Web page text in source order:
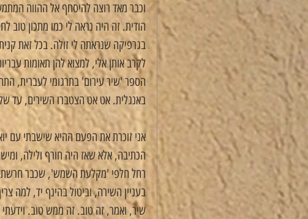
וכבר מאד רוצה להיסחף אל ההווה
הודית. זה היה נראה לי כמו מתכון טוב
בגרפיקה שנראתה לי זולה. בכל זאת
לקרב אותן אלי, למצוא להן תאומות
הספר 'שיר עירום' בתרגומי לעברית,
באנגלית. אט אט הצטברו השירים, עד
אני זוכרת את הפעם ההיא שישבתי עם
הכתיבה, אלא שאז היה חורף ולילה,
רחל חלפי 'מקלעת השמש', שכבר חרשתי
בעניין השירה, וביטול בהינף יד, למה
שיר, ואמר, זה טוב. זה ממש טוב.